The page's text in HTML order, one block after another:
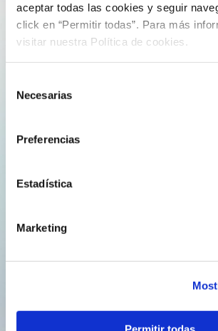
aceptar todas las cookies y seguir
click en “Permitir todas”. Para más
visitar nuestra Política de cookies.
Necesarias
Preferencias
Estadística
Marketing
Notas de prensa
EUROPEAS MEJOR